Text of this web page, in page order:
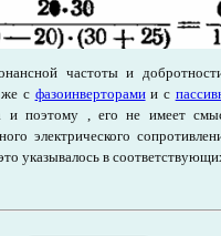
частоты и
с фазоинверторамии с
и поэтому , его не имеет
электрического
указывалось в